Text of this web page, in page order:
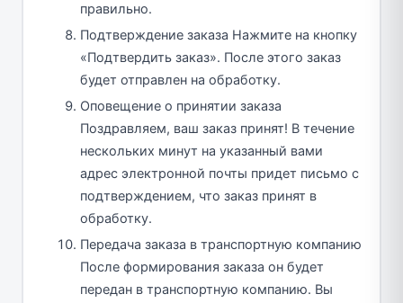
правильно.
Подтверждение заказа Нажмите на кнопку
«Подтвердить заказ». После этого заказ
будет отправлен на обработку.
Оповещение о принятии заказа
Поздравляем, ваш заказ принят! В течение
нескольких минут на указанный вами
адрес электронной почты придет письмо с
подтверждением, что заказ принят в
обработку.
Передача заказа в транспортную компанию
После формирования заказа он будет
передан в транспортную компанию. Вы